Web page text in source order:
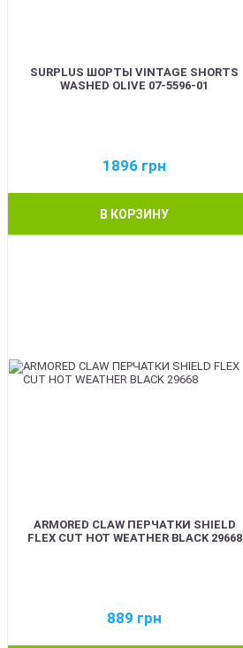
SURPLUS ШОРТЫ VINTAGE SHORTS
WASHED OLIVE 07-5596-01
1896 грн
В КОРЗИНУ
ARMORED CLAW ПЕРЧАТКИ SHIELD
FLEX CUT HOT WEATHER BLACK 29668
889 грн